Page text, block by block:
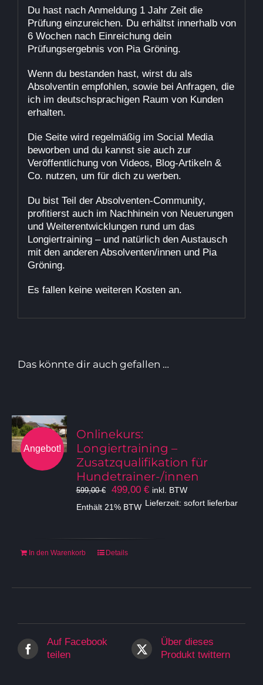
Du hast nach Anmeldung 1 Jahr Zeit die
Prüfung einzureichen. Du erhältst innerhalb von
6 Wochen nach Einreichung dein
Prüfungsergebnis von Pia Gröning.
Wenn du bestanden hast, wirst du als
Absolventin empfohlen, sowie bei Anfragen, die
ich im deutschsprachigen Raum von Kunden
erhalten.
Die Seite wird regelmäßig im Social Media
beworben und du kannst sie auch zur
Veröffentlichung von Videos, Blog-Artikeln &
Co. nutzen, um für dich zu werben.
Du bist Teil der Absolventen-Community,
profitierst auch im Nachhinein von Neuerungen
und Weiterentwicklungen rund um das
Longiertraining – und natürlich den Austausch
mit den anderen Absolventen/innen und Pia
Gröning.
Es fallen keine weiteren Kosten an.
Das könnte dir auch gefallen …
Angebot!
Onlinekurs:
Longiertraining –
Zusatzqualifikation für
Hundetrainer-/innen
599,00€
Ursprünglicher
Preis
499,00 €Aktueller
Preis
inkl. BTW
Enthält 21% BTW Lieferzeit: sofort lieferbar
In den Warenkorb Details
Auf Facebook
teilen
Über dieses
Produkt twittern